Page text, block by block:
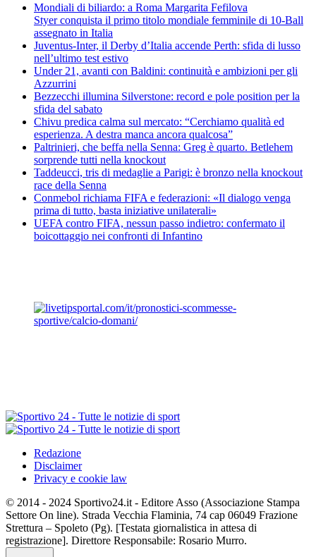
Mondiali di biliardo: a Roma Margarita Fefilova
Styer conquista il primo titolo mondiale femminile di 10-Ball
assegnato in Italia
Juventus-Inter, il Derby d’Italia accende Perth: sfida di lusso
nell’ultimo test estivo
Under 21, avanti con Baldini: continuità e ambizioni per gli
Azzurrini
Bezzecchi illumina Silverstone: record e pole position per la
sfida del sabato
Chivu predica calma sul mercato: “Cerchiamo qualità ed
esperienza. A destra manca ancora qualcosa”
Paltrinieri, che beffa nella Senna: Greg è quarto. Betlehem
sorprende tutti nella knockout
Taddeucci, tris di medaglie a Parigi: è bronzo nella knockout
race della Senna
Conmebol richiama FIFA e federazioni: «Il dialogo venga
prima di tutto, basta iniziative unilaterali»
UEFA contro FIFA, nessun passo indietro: confermato il
boicottaggio nei confronti di Infantino
Redazione
Disclaimer
Privacy e cookie law
© 2014 - 2024 Sportivo24.it - Editore Asso (Associazione Stampa
Settore On line). Strada Vecchia Flaminia, 74 cap 06049 Frazione
Strettura – Spoleto (Pg). [Testata giornalistica in attesa di
registrazione]. Direttore Responsabile: Rosario Murro.